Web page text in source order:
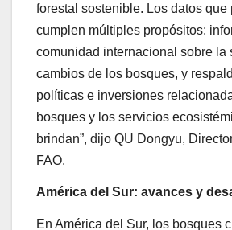
forestal sostenible. Los datos que
cumplen múltiples propósitos:
comunidad internacional sobre la
cambios de los bosques, y
políticas e inversiones
bosques y los servicios
brindan”, dijo QU Dongyu,
FAO.
América del Sur: avances y
En América del Sur, los bosques